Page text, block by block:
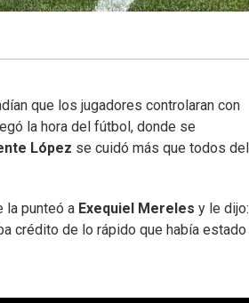
que los jugadores controlaran con
la hora del fútbol, donde se
López se cuidó más que todos del
la punteó a Exequiel Mereles y le dijo:
crédito de lo rápido que había estado